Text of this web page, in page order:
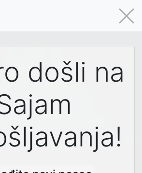
došli na